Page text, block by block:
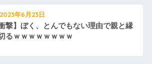
を産ん
産祝いに
だ！」と
さん
ｗｗｗ
日だね！おめでとう！」とメー
ルが来た。それから連絡は無視
している。「別れたいならせめ
てそう言って」と連絡きたけど
話もしたくないんだよ…….他
2023年6月23日
衝撃】ぼく、とんでもない理由で親と縁
るｗｗｗｗｗｗｗｗ